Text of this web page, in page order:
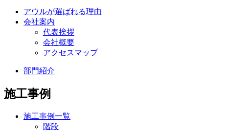
アウルが選ばれる理由
会社案内
代表挨拶
会社概要
アクセスマップ
部門紹介
施工事例
施工事例一覧
階段